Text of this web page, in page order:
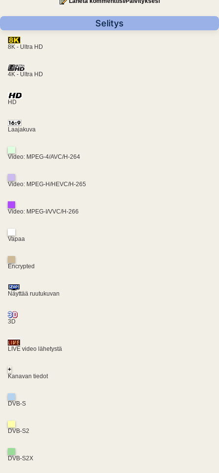
Selitys
8K - Ultra HD
4K - Ultra HD
HD
Laajakuva
Video: MPEG-4/AVC/H-264
Video: MPEG-H/HEVC/H-265
Video: MPEG-I/VVC/H-266
Vapaa
Encrypted
Näyttää ruutukuvan
3D
LIVE video lähetystä
+
Kanavan tiedot
DVB-S
DVB-S2
DVB-S2X